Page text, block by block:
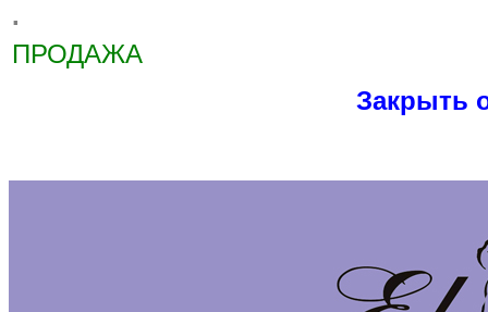
.
ПРОДАЖА
Закрыть